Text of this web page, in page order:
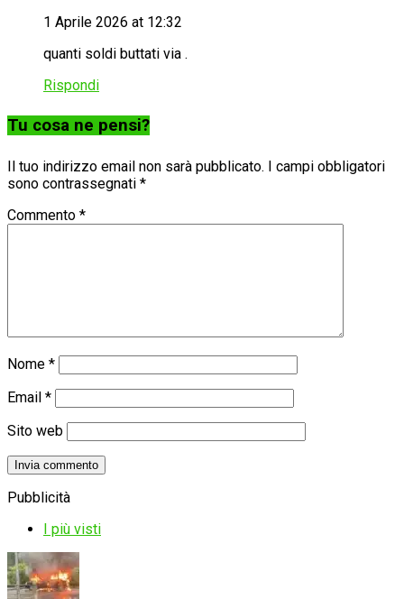
1 Aprile 2026 at 12:32
quanti soldi buttati via .
Rispondi
Tu cosa ne pensi?
Il tuo indirizzo email non sarà pubblicato.
I campi obbligatori
sono contrassegnati *
Commento *
Nome *
Email *
Sito web
Pubblicità
I più visti